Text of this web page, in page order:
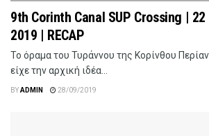
9th Corinth Canal SUP Crossing | 22
2019 | RECAP
Το όραμα του Τυράννου της Κορίνθου
είχε την αρχική ιδέα...
BYADMIN 28/09/2019